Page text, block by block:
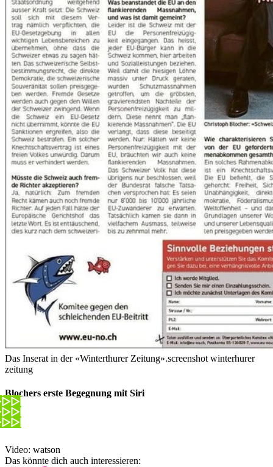
Das Inserat in der «Winterthurer Zeitung».screenshot winterhurer
zeitung
Blochers erste Begegnung mit Siri
Video: watson
Das könnte dich auch interessieren: